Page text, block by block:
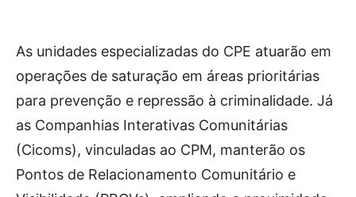
As unidades especializadas do CPE atuarão em
operações de saturação em áreas prioritárias
para prevenção e repressão à criminalidade. Já
as Companhias Interativas Comunitárias
(Cicoms), vinculadas ao CPM, manterão os
Pontos de Relacionamento Comunitário e